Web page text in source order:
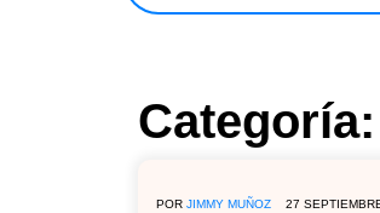
Categoría:
POR JIMMY MUÑOZ 27